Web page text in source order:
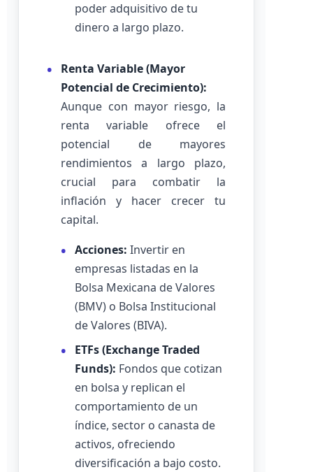
poder adquisitivo de tu
dinero a largo plazo.
Renta Variable (Mayor
Potencial de Crecimiento):
Aunque con mayor riesgo, la
renta variable ofrece el
potencial de mayores
rendimientos a largo plazo,
crucial para combatir la
inflación y hacer crecer tu
capital.
Acciones: Invertir en
empresas listadas en la
Bolsa Mexicana de Valores
(BMV) o Bolsa Institucional
de Valores (BIVA).
ETFs (Exchange Traded
Funds): Fondos que cotizan
en bolsa y replican el
comportamiento de un
índice, sector o canasta de
activos, ofreciendo
diversificación a bajo costo.